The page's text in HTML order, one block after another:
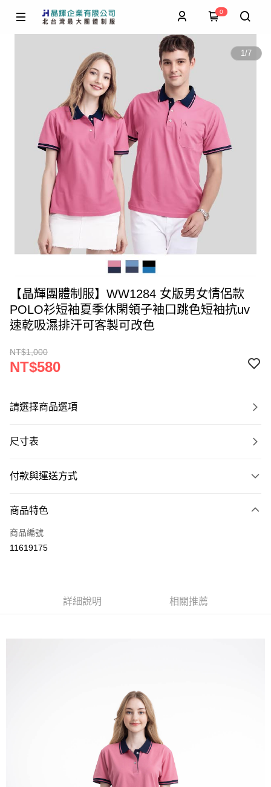
0
1/7
【晶輝團體制服】WW1284 女版男女情侶款
POLO衫短袖夏季休閑領子袖口跳色短袖抗uv
速乾吸濕排汗可客製可改色
NT$1,000
NT$580
請選擇商品選項
尺寸表
付款與運送方式
信用卡一次付款
運送方式
商品特色
商品編號
11619175
詳細說明 相關推薦